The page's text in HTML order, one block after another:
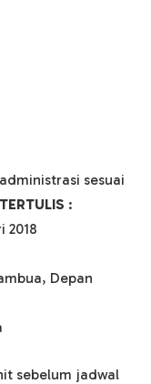
administrasi sesuai
:
2018
Depan
sebelum jadwal